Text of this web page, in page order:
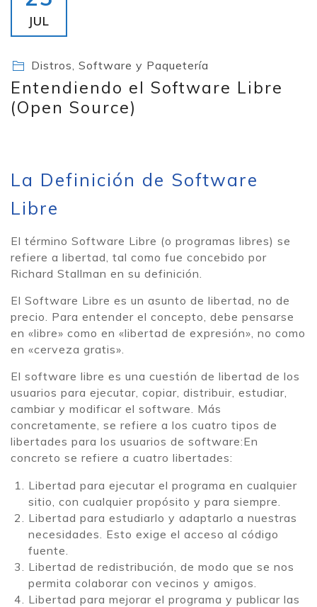
JUL
Distros, Software y Paquetería
Entendiendo el Software Libre
(Open Source)
La Definición de Software
Libre
El término Software Libre (o programas libres) se
refiere a libertad, tal como fue concebido por
Richard Stallman en su definición.
El Software Libre es un asunto de libertad, no de
precio. Para entender el concepto, debe pensarse
en «libre» como en «libertad de expresión», no como
en «cerveza gratis».
El software libre es una cuestión de libertad de los
usuarios para ejecutar, copiar, distribuir, estudiar,
cambiar y modificar el software. Más
concretamente, se refiere a los cuatro tipos de
libertades para los usuarios de software:En
concreto se refiere a cuatro libertades:
Libertad para ejecutar el programa en cualquier
sitio, con cualquier propósito y para siempre.
Libertad para estudiarlo y adaptarlo a nuestras
necesidades. Esto exige el acceso al código
fuente.
Libertad de redistribución, de modo que se nos
permita colaborar con vecinos y amigos.
Libertad para mejorar el programa y publicar las